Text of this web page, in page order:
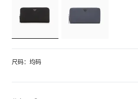
尺码：均码